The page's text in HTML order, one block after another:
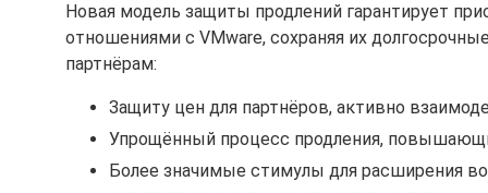
Новая модель защиты продлений гарантирует
отношениями с VMware, сохраняя их
партнёрам:
Защиту цен для партнёров, активно
Упрощённый процесс продления,
Более значимые стимулы для расширения